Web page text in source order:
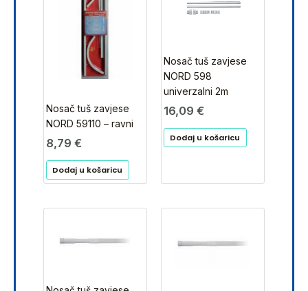
Nosač tuš zavjese
NORD 59110 – ravni
8,79 €
Dodaj u košaricu
Nosač tuš zavjese
NORD 598
univerzalni 2m
16,09 €
Dodaj u košaricu